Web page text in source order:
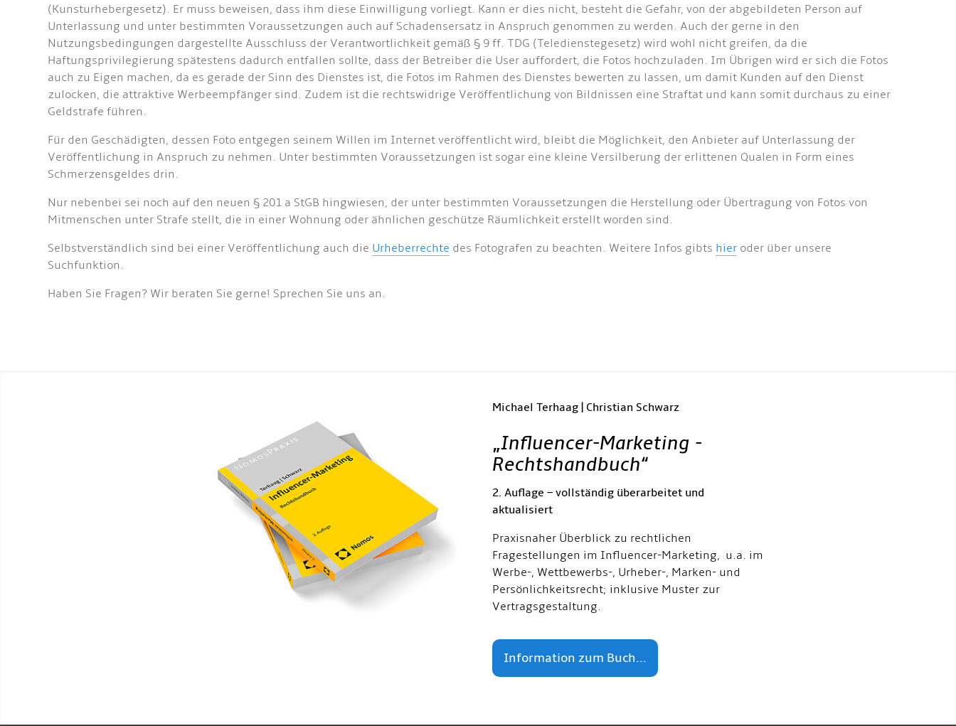
(Kunsturhebergesetz). Er muss beweisen, dass ihm diese Einwilligung vorliegt. Kann er dies nicht, besteht die Gefahr, von der abgebildeten Person auf
Unterlassung und unter bestimmten Voraussetzungen auch auf Schadensersatz in Anspruch genommen zu werden. Auch der gerne in den
Nutzungsbedingungen dargestellte Ausschluss der Verantwortlichkeit gemäß § 9 ff. TDG (Teledienstegesetz) wird wohl nicht greifen, da die
Haftungsprivilegierung spätestens dadurch entfallen sollte, dass der Betreiber die User auffordert, die Fotos hochzuladen. Im Übrigen wird er sich die Fotos
auch zu Eigen machen, da es gerade der Sinn des Dienstes ist, die Fotos im Rahmen des Dienstes bewerten zu lassen, um damit Kunden auf den Dienst
zulocken, die attraktive Werbeempfänger sind. Zudem ist die rechtswidrige Veröffentlichung von Bildnissen eine Straftat und kann somit durchaus zu einer
Geldstrafe führen.
Für den Geschädigten, dessen Foto entgegen seinem Willen im Internet veröffentlicht wird, bleibt die Möglichkeit, den Anbieter auf Unterlassung der
Veröffentlichung in Anspruch zu nehmen. Unter bestimmten Voraussetzungen ist sogar eine kleine Versilberung der erlittenen Qualen in Form eines
Schmerzensgeldes drin.
Nur nebenbei sei noch auf den neuen § 201 a StGB hingwiesen, der unter bestimmten Voraussetzungen die Herstellung oder Übertragung von Fotos von
Mitmenschen unter Strafe stellt, die in einer Wohnung oder ähnlichen geschütze Räumlichkeit erstellt worden sind.
Selbstverständlich sind bei einer Veröffentlichung auch die Urheberrechte des Fotografen zu beachten. Weitere Infos gibts hier oder über unsere
Suchfunktion.
Haben Sie Fragen? Wir beraten Sie gerne! Sprechen Sie uns an.
Michael Terhaag | Christian Schwarz
„Influencer-Marketing -
Rechtshandbuch“
2. Auflage – vollständig überarbeitet und
aktualisiert
Praxisnaher Überblick zu rechtlichen
Fragestellungen im Influencer-Marketing, u.a. im
Werbe-, Wettbewerbs-, Urheber-, Marken- und
Persönlichkeitsrecht; inklusive Muster zur
Vertragsgestaltung.
Information zum Buch...